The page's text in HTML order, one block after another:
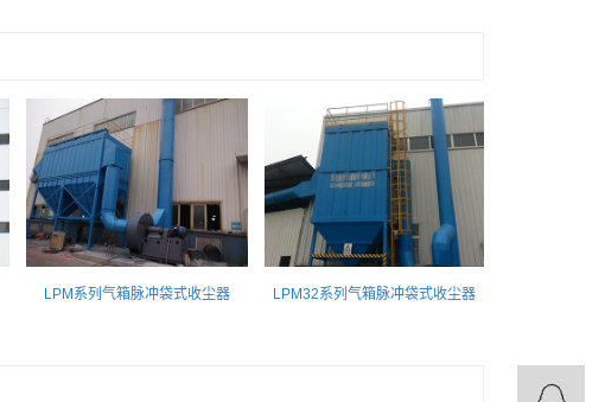
LPM系列气箱脉冲袋式收尘器 LPM32系列气箱脉冲袋式收尘器